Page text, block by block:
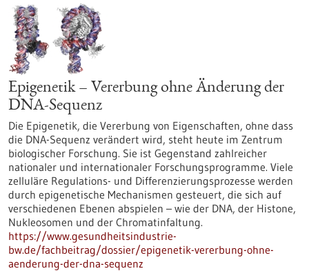
Epigenetik – Vererbung ohne Änderung der
DNA-Sequenz
Die Epigenetik, die Vererbung von Eigenschaften, ohne dass
die DNA-Sequenz verändert wird, steht heute im Zentrum
biologischer Forschung. Sie ist Gegenstand zahlreicher
nationaler und internationaler Forschungsprogramme. Viele
zelluläre Regulations- und Differenzierungsprozesse werden
durch epigenetische Mechanismen gesteuert, die sich auf
verschiedenen Ebenen abspielen – wie der DNA, der Histone,
Nukleosomen und der Chromatinfaltung.
https://www.gesundheitsindustrie-
bw.de/fachbeitrag/dossier/epigenetik-vererbung-ohne-
aenderung-der-dna-sequenz